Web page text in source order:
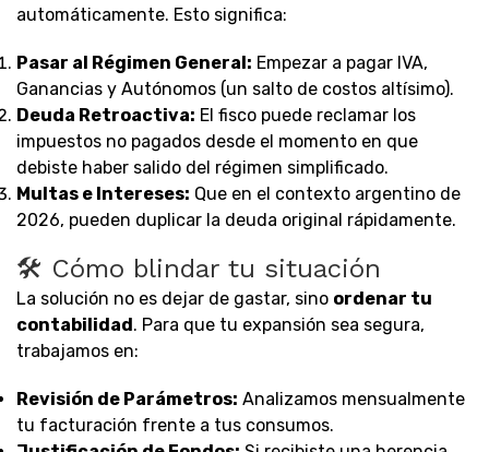
automáticamente. Esto significa:
Pasar al Régimen General: Empezar a pagar IVA,
Ganancias y Autónomos (un salto de costos altísimo).
Deuda Retroactiva: El fisco puede reclamar los
impuestos no pagados desde el momento en que
debiste haber salido del régimen simplificado.
Multas e Intereses: Que en el contexto argentino de
2026, pueden duplicar la deuda original rápidamente.
🛠️ Cómo blindar tu situación
La solución no es dejar de gastar, sino ordenar tu
contabilidad. Para que tu expansión sea segura,
trabajamos en:
Revisión de Parámetros: Analizamos mensualmente
tu facturación frente a tus consumos.